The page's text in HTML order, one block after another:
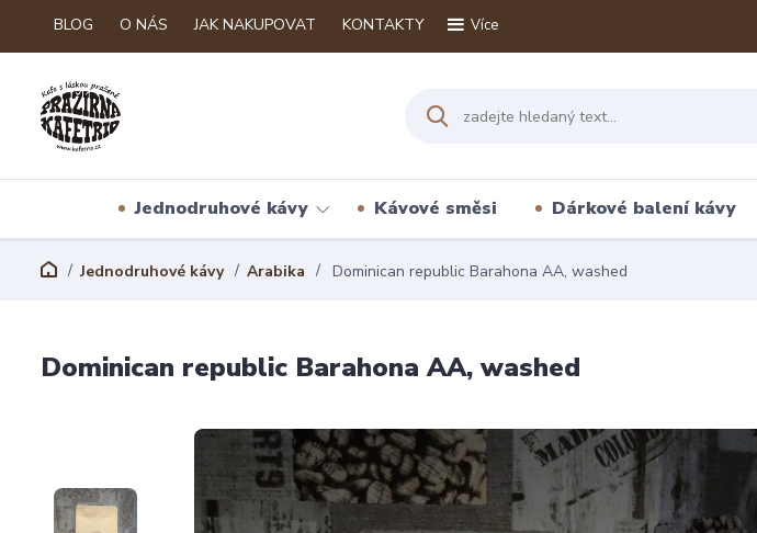
BLOG O NÁS JAK NAKUPOVAT KONTAKTY Více
Jednodruhové kávy Kávové směsi Dárkové balení kávy
Jednodruhové kávy Arabika Dominican republic Barahona AA, washed
Dominican republic Barahona AA, washed